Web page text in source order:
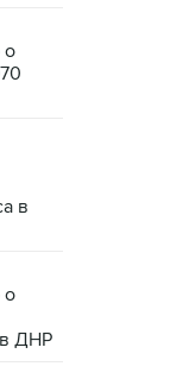
о
в
о
в ДНР